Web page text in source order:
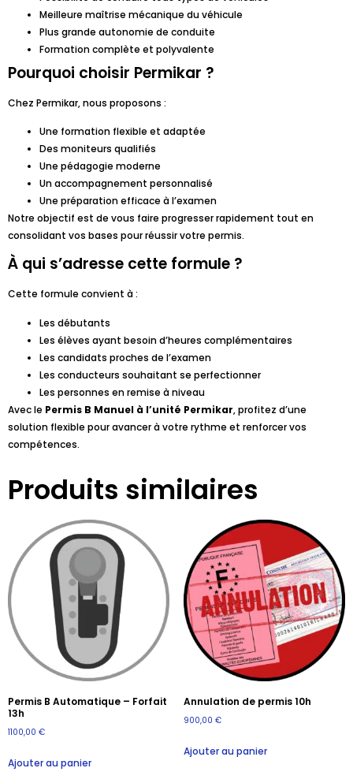
Meilleure maîtrise mécanique du véhicule
Plus grande autonomie de conduite
Formation complète et polyvalente
Pourquoi choisir Permikar ?
Chez Permikar, nous proposons :
Une formation flexible et adaptée
Des moniteurs qualifiés
Une pédagogie moderne
Un accompagnement personnalisé
Une préparation efficace à l’examen
Notre objectif est de vous faire progresser rapidement tout en
consolidant vos bases pour réussir votre permis.
À qui s’adresse cette formule ?
Cette formule convient à :
Les débutants
Les élèves ayant besoin d’heures complémentaires
Les candidats proches de l’examen
Les conducteurs souhaitant se perfectionner
Les personnes en remise à niveau
Avec le Permis B Manuel à l’unité Permikar, profitez d’une
solution flexible pour avancer à votre rythme et renforcer vos
compétences.
Produits similaires
Permis B Automatique – Forfait
13h
1100,00 €
Ajouter au panier
Annulation de permis 10h
900,00 €
Ajouter au panier